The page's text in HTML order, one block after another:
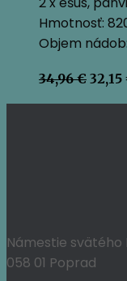
Hmotnosť:
Objem
34,96€ 32,15
Námestie svätého
058 01 Poprad